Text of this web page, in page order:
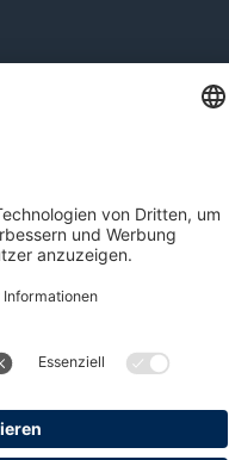
GmbH & Co. KG
Impressum